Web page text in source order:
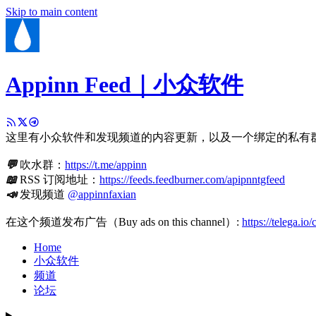
Skip to main content
Appinn Feed｜小众软件
这里有小众软件和发现频道的内容更新，以及一个绑定的私有
💬吹水群： https://t.me/appinn
📖RSS 订阅地址： https://feeds.feedburner.com/apipnntgfeed
📣发现频道 @appinnfaxian
在这个频道发布广告（Buy ads on this channel）: https://telega.io/
Home
小众软件
频道
论坛